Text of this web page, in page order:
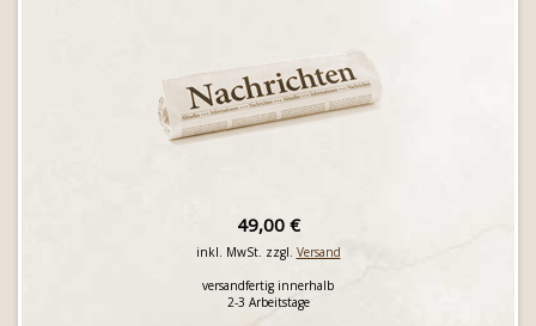
49,00 €
inkl. MwSt. zzgl. Versand
versandfertig innerhalb
2-3 Arbeitstage